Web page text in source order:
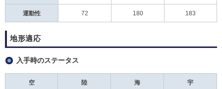
運動性 72 180 183
地形適応
入手時のステータス
空 陸 海 宇